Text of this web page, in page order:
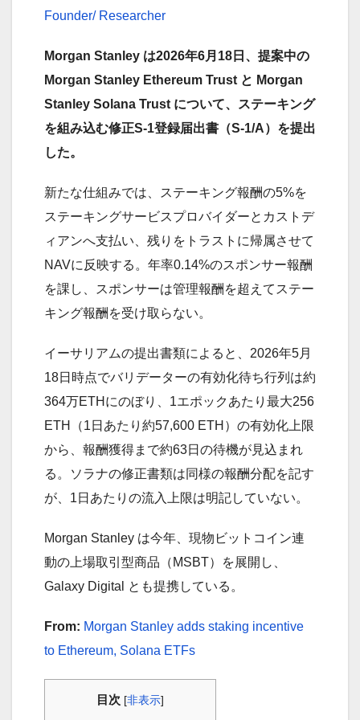
Founder/ Researcher
Morgan Stanley は2026年6月18日、提案中の
Morgan Stanley Ethereum Trust と Morgan
Stanley Solana Trust について、ステーキング
を組み込む修正S-1登録届出書（S-1/A）を提出
した。
新たな仕組みでは、ステーキング報酬の5%を
ステーキングサービスプロバイダーとカストデ
ィアンへ支払い、残りをトラストに帰属させて
NAVに反映する。年率0.14%のスポンサー報酬
を課し、スポンサーは管理報酬を超えてステー
キング報酬を受け取らない。
イーサリアムの提出書類によると、2026年5月
18日時点でバリデーターの有効化待ち行列は約
364万ETHにのぼり、1エポックあたり最大256
ETH（1日あたり約57,600 ETH）の有効化上限
から、報酬獲得まで約63日の待機が見込まれ
る。ソラナの修正書類は同様の報酬分配を記す
が、1日あたりの流入上限は明記していない。
Morgan Stanley は今年、現物ビットコイン連
動の上場取引型商品（MSBT）を展開し、
Galaxy Digital とも提携している。
From: Morgan Stanley adds staking incentive
to Ethereum, Solana ETFs
目次 [非表示]